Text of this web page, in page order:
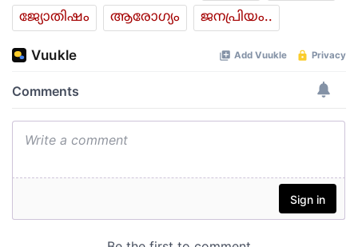
ജ്യോതിഷം ആരോഗ്യം ജനപ്രിയം..